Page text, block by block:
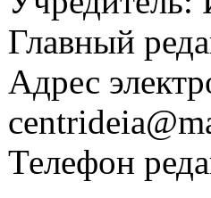
Главный
Адрес
Телефон